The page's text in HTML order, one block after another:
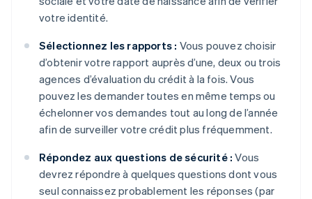
votre identité.
Sélectionnez les rapports : Vous pouvez choisir
d’obtenir votre rapport auprès d’une, deux ou trois
agences d’évaluation du crédit à la fois. Vous
pouvez les demander toutes en même temps ou
échelonner vos demandes tout au long de l’année
afin de surveiller votre crédit plus fréquemment.
Répondez aux questions de sécurité : Vous
devrez répondre à quelques questions dont vous
seul connaissez probablement les réponses (par